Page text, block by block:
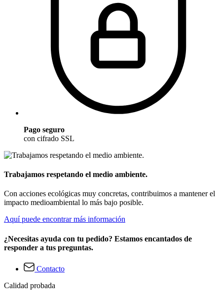
Pago seguro
con cifrado SSL
Trabajamos respetando el medio ambiente.
Con acciones ecológicas muy concretas, contribuimos a mantener el
impacto medioambiental lo más bajo posible.
Aquí puede encontrar más información
¿Necesitas ayuda con tu pedido? Estamos encantados de
responder a tus preguntas.
Contacto
Calidad probada